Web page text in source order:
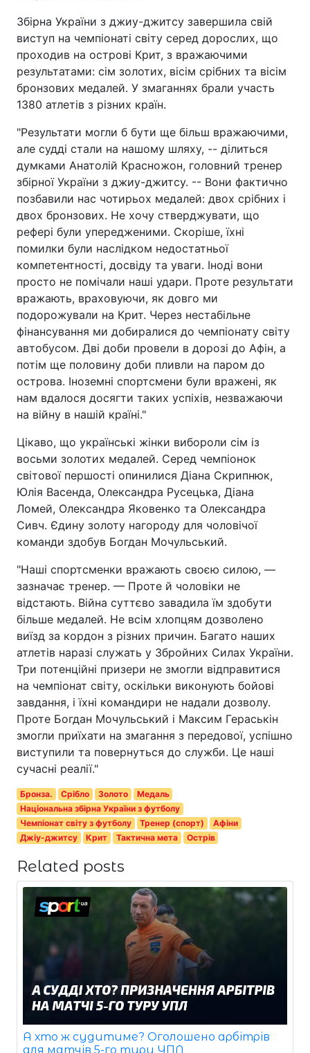
Збірна України з джиу-джитсу завершила свій
виступ на чемпіонаті світу серед дорослих, що
проходив на острові Крит, з вражаючими
результатами: сім золотих, вісім срібних та вісім
бронзових медалей. У змаганнях брали участь
1380 атлетів з різних країн.
"Результати могли б бути ще більш вражаючими,
але судді стали на нашому шляху, -- ділиться
думками Анатолій Красножон, головний тренер
збірної України з джиу-джитсу. -- Вони фактично
позбавили нас чотирьох медалей: двох срібних і
двох бронзових. Не хочу стверджувати, що
рефері були упередженими. Скоріше, їхні
помилки були наслідком недостатньої
компетентності, досвіду та уваги. Іноді вони
просто не помічали наші удари. Проте результати
вражають, враховуючи, як довго ми
подорожували на Крит. Через нестабільне
фінансування ми добиралися до чемпіонату світу
автобусом. Дві доби провели в дорозі до Афін, а
потім ще половину доби пливли на паром до
острова. Іноземні спортсмени були вражені, як
нам вдалося досягти таких успіхів, незважаючи
на війну в нашій країні."
Цікаво, що українські жінки вибороли сім із
восьми золотих медалей. Серед чемпіонок
світової першості опинилися Діана Скрипнюк,
Юлія Васенда, Олександра Русецька, Діана
Ломей, Олександра Яковенко та Олександра
Сивч. Єдину золоту нагороду для чоловічої
команди здобув Богдан Мочульський.
"Наші спортсменки вражають своєю силою, —
зазначає тренер. — Проте й чоловіки не
відстають. Війна суттєво завадила їм здобути
більше медалей. Не всім хлопцям дозволено
виїзд за кордон з різних причин. Багато наших
атлетів наразі служать у Збройних Силах України.
Три потенційні призери не змогли відправитися
на чемпіонат світу, оскільки виконують бойові
завдання, і їхні командири не надали дозволу.
Проте Богдан Мочульський і Максим Гераськін
змогли приїхати на змагання з передової, успішно
виступили та повернуться до служби. Це наші
сучасні реалії."
Бронза. Срібло Золото
Медаль
Національна збірна України з футболу
Чемпіонат світу з футболу
Тренер (спорт)
Афіни
Джіу-джитсу
Крит Тактична мета Острів
Related posts
А хто ж судитиме? Оголошено арбітрів
для матчів 5-го туру УПЛ